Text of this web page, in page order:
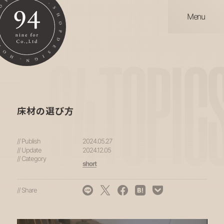
Menu
94
床材の選び方
// Publish
2024.05.27
// Update
2024.12.05
// Category
short
// Share